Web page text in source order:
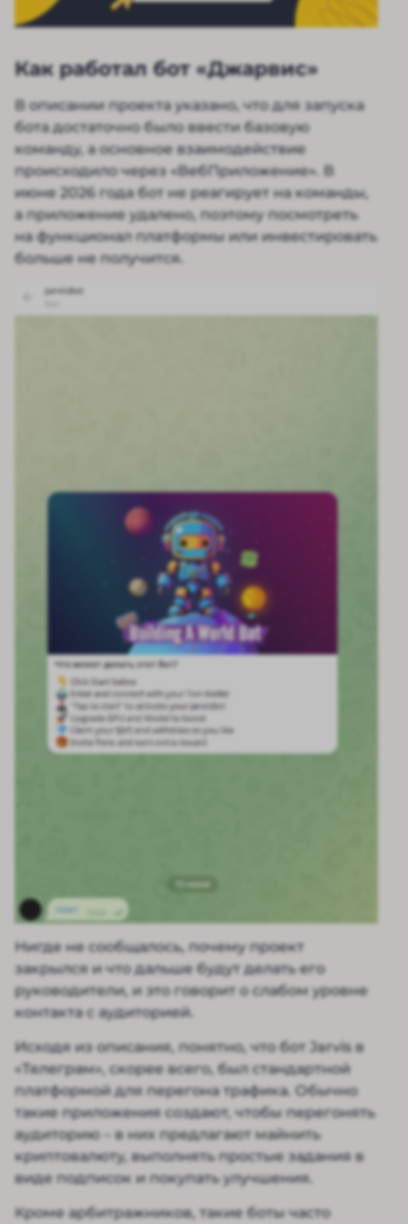
Как работал бот «Джарвис»
В описании проекта указано, что для запуска
бота достаточно было ввести базовую
команду, а основное взаимодействие
происходило через «ВебПриложение». В
июне 2026 года бот не реагирует на команды,
а приложение удалено, поэтому посмотреть
на функционал платформы или инвестировать
больше не получится.
Нигде не сообщалось, почему проект
закрылся и что дальше будут делать его
руководители, и это говорит о слабом уровне
контакта с аудиторией.
Исходя из описания, понятно, что бот Jarvis в
«Телеграм», скорее всего, был стандартной
платформой для перегона трафика. Обычно
такие приложения создают, чтобы перегонять
аудиторию – в них предлагают майнить
криптовалюту, выполнять простые задания в
виде подписок и покупать улучшения.
Кроме арбитражников, такие боты часто